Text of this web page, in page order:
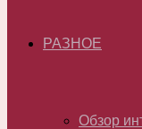
РАЗНОЕ
Обзор